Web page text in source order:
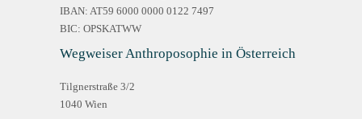
IBAN: AT59 6000 0000 0122 7497
BIC: OPSKATWW
Wegweiser Anthroposophie in Österreich
Tilgnerstraße 3/2
1040 Wien